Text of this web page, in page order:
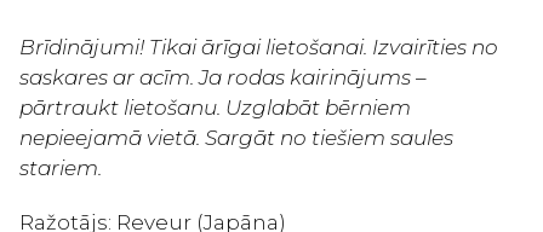
Brīdinājumi! Tikai ārīgai lietošanai. Izvairīties no
saskares ar acīm. Ja rodas kairinājums –
pārtraukt lietošanu. Uzglabāt bērniem
nepieejamā vietā. Sargāt no tiešiem saules
stariem.
Ražotājs: Reveur (Japāna)